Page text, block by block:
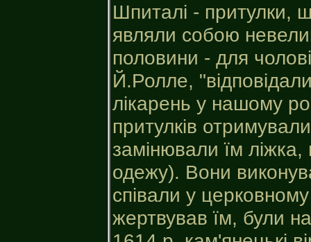
Шпиталі - притулки,
являли собою
половини - для
Й.Ролле,
лікарень у нашому
притулків
замінювали їм
одежу). Вони
співали у
жертвував їм, були